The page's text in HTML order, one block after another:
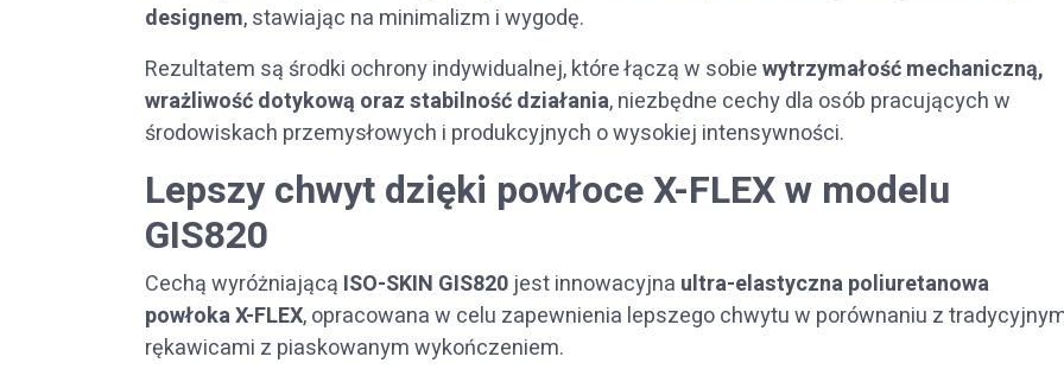
designem, stawiając na minimalizm i wygodę.
Rezultatem są środki ochrony indywidualnej, które łączą w sobiewytrzymałość mechaniczną,
wrażliwość dotykową oraz stabilność działania, niezbędne cechy dla osób pracujących w
środowiskach przemysłowych i produkcyjnych o wysokiej intensywności.
Lepszy chwyt dzięki powłoce X-FLEX w modelu
GIS820
Cechą wyróżniającą ISO-SKIN GIS820 jest innowacyjna ultra-elastyczna poliuretanowa
powłoka X-FLEX, opracowana w celu zapewnienia lepszego chwytu w porównaniu z
rękawicami z piaskowanym wykończeniem.